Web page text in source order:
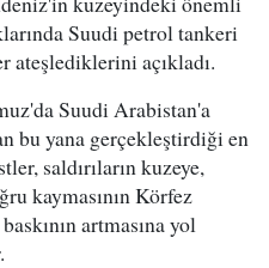
Suudi petrol tankeri
ateşlediklerini açıkladı.
Suudi Arabistan'a
bu yana gerçekleştirdiği en
saldırıların kuzeye,
kaymasının Körfez
artmasına yol